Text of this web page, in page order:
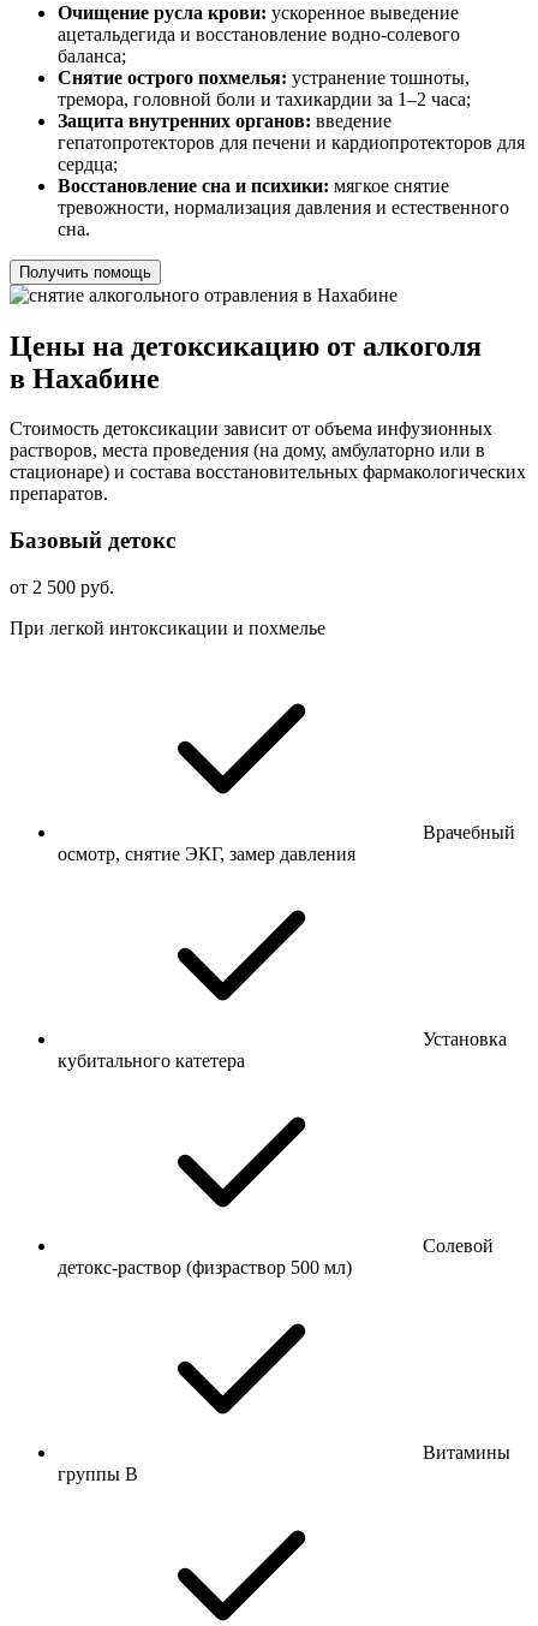
Очищение русла крови: ускоренное выведение
ацетальдегида и восстановление водно-солевого
баланса;
Снятие острого похмелья: устранение тошноты,
тремора, головной боли и тахикардии за 1–2 часа;
Защита внутренних органов: введение
гепатопротекторов для печени и кардиопротекторов для
сердца;
Восстановление сна и психики: мягкое снятие
тревожности, нормализация давления и естественного
сна.
Получить помощь
Цены на детоксикацию от алкоголя
в Нахабине
Стоимость детоксикации зависит от объема инфузионных
растворов, места проведения (на дому, амбулаторно или в
стационаре) и состава восстановительных фармакологических
препаратов.
Базовый детокс
от 2 500 руб.
При легкой интоксикации и похмелье
Врачебный
осмотр, снятие ЭКГ, замер давления
Установка
кубитального катетера
Солевой
детокс-раствор (физраствор 500 мл)
Витамины
группы B